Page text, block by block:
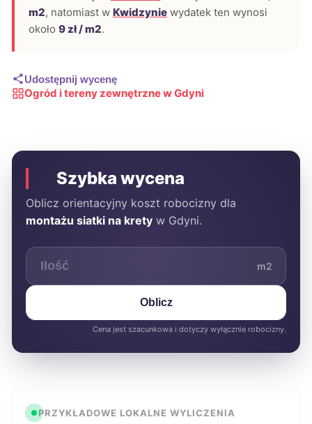
m2, natomiast w Kwidzynie wydatek ten wynosi
około 9 zł / m2.
Udostępnij wycenę
Ogród i tereny zewnętrzne w Gdyni
Szybka wycena
Oblicz orientacyjny koszt robocizny dla
montażu siatki na krety w Gdyni.
m2
Oblicz
Cena jest szacunkowa i dotyczy wyłącznie robocizny.
PRZYKŁADOWE LOKALNE WYLICZENIA